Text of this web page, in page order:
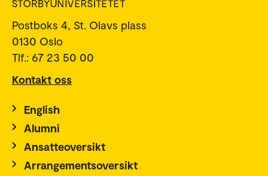
Postboks 4, St. Olavs plass
0130 Oslo
Tlf.: 67 23 50 00
Kontakt oss
English
Alumni
Ansatteoversikt
Arrangementsoversikt